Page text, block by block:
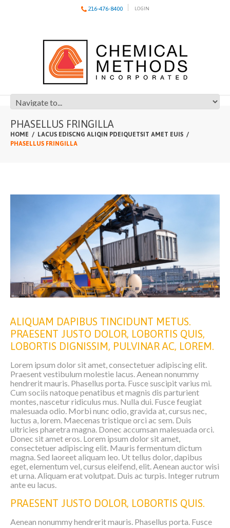
216-476-8400 LOGIN
PHASELLUS FRINGILLA
HOME
LACUS EDISCNG ALIQIN PDEIQUETSIT AMET EUIS
PHASELLUS FRINGILLA
ALIQUAM DAPIBUS TINCIDUNT METUS.
PRAESENT JUSTO DOLOR, LOBORTIS QUIS,
LOBORTIS DIGNISSIM, PULVINAR AC, LOREM.
Lorem ipsum dolor sit amet, consectetuer adipiscing elit.
Praesent vestibulum molestie lacus. Aenean nonummy
hendrerit mauris. Phasellus porta. Fusce suscipit varius mi.
Cum sociis natoque penatibus et magnis dis parturient
montes, nascetur ridiculus mus. Nulla dui. Fusce feugiat
malesuada odio. Morbi nunc odio, gravida at, cursus nec,
luctus a, lorem. Maecenas tristique orci ac sem. Duis
ultricies pharetra magna. Donec accumsan malesuada orci.
Donec sit amet eros. Lorem ipsum dolor sit amet,
consectetuer adipiscing elit. Mauris fermentum dictum
magna. Sed laoreet aliquam leo. Ut tellus dolor, dapibus
eget, elementum vel, cursus eleifend, elit. Aenean auctor wisi
et urna. Aliquam erat volutpat. Duis ac turpis. Integer rutrum
ante eu lacus.
PRAESENT JUSTO DOLOR, LOBORTIS QUIS.
Aenean nonummy hendrerit mauris. Phasellus porta. Fusce